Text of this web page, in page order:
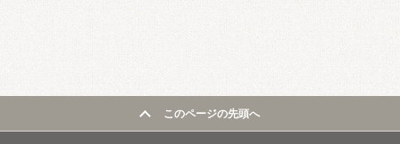
このページの先頭へ